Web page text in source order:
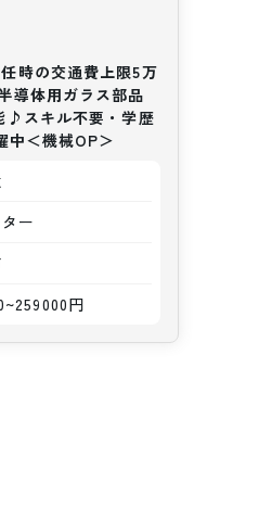
時の交通費上限5万
導体用ガラス部品
♪スキル不要・学歴
中＜機械OP＞
ー
円